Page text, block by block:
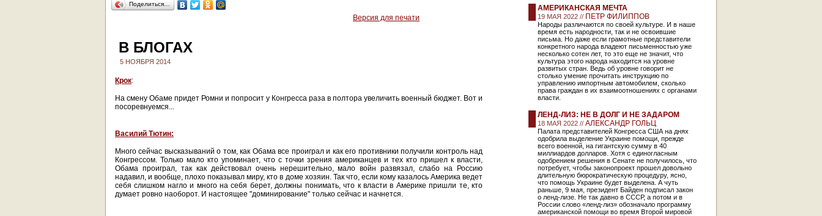
Поделиться…
Версия для печати
В БЛОГАХ
5 НОЯБРЯ 2014
Крок:
На смену Обаме придет Ромни и попросит у Конгресса раза в полтора увеличить военный бюджет. Вот и
посоревнуемся...
Василий Тютин:
Много сейчас высказываний о том, как Обама все проиграл и как его противники получили контроль над
Конгрессом. Только мало кто упоминает, что с точки зрения американцев и тех кто пришел к власти,
Обама проиграл, так как действовал очень нерешительно, мало войн развязал, слабо на Россию
надавил, и вообще, плохо показывал миру, кто в доме хозяин. Так что, если кому казалось Америка ведет
себя слишком нагло и много на себя берет, должны понимать, что к власти в Америке пришли те, кто
думает ровно наоборот. И настоящее "доминирование" только сейчас и начнется.
АМЕРИКАНСКАЯ МЕЧТА
19 МАЯ 2022 // ПЕТР ФИЛИППОВ
Народы различаются по своей культуре. И в наше
время есть народности, так и не освоившие
письма. Но даже если грамотные представители
конкретного народа владеют письменностью уже
несколько сотен лет, то это еще не значит, что
культура этого народа находится на уровне
развитых стран. Ведь об уровне говорит не
столько умение прочитать инструкцию по
управлению импортным автомобилем, сколько
права граждан в их взаимоотношениях с органами
власти.
ЛЕНД-ЛИЗ: НЕ В ДОЛГ И НЕ ЗАДАРОМ
18 МАЯ 2022 // АЛЕКСАНДР ГОЛЬЦ
Палата представителей Конгресса США на днях
одобрила выделение Украине помощи, прежде
всего военной, на гигантскую сумму в 40
миллиардов долларов. Хотя с единогласным
одобрением решения в Сенате не получилось, что
потребует, чтобы законопроект прошел довольно
длительную бюрократическую процедуру, ясно,
что помощь Украине будет выделена. А чуть
раньше, 9 мая, президент Байден подписал закон
о ленд-лизе. Не так давно в СССР, а потом и в
России слово «ленд-лиз» обозначало программу
американской помощи во время Второй мировой